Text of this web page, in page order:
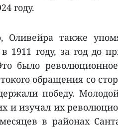
году.
Оливейра также
1911 году, за год до
было
обращения со
победу.
и изучал их
в районах